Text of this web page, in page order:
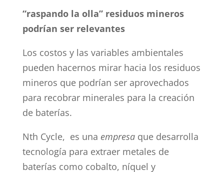
“raspando la olla” residuos mineros
podrían ser relevantes
Los costos y las variables ambientales
pueden hacernos mirar hacia los residuos
mineros que podrían ser aprovechados
para recobrar minerales para la creación
de baterías.
Nth Cycle, es una empresaque desarrolla
tecnología para extraer metales de
baterías como cobalto, níquel y